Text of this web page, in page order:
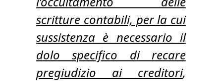
scritture contabili, per la cui
sussistenza è necessario il
dolo specifico di recare
pregiudizio ai creditori,